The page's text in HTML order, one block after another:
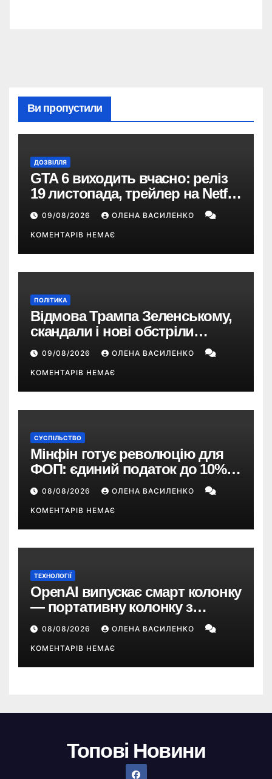
Ви пропустили
ДОЗВІЛЛЯ
GTA 6 виходить вчасно: реліз
19 листопада, трейлер на Netflix
і $180 млн передзамовлень
09/08/2026 ОЛЕНА ВАСИЛЕНКО
КОМЕНТАРІВ НЕМАЄ
ПОЛІТИКА
Відмова Трампа Зеленському,
скандали і нові обстріли
України – що пішло не так?
09/08/2026 ОЛЕНА ВАСИЛЕНКО
КОМЕНТАРІВ НЕМАЄ
СУСПІЛЬСТВО
Мінфін готує революцію для
ФОП: єдиний податок до 10%,
ПДВ з 2028 року та перегляд 2-ї
групи
08/08/2026 ОЛЕНА ВАСИЛЕНКО
КОМЕНТАРІВ НЕМАЄ
ТЕХНОЛОГІЇ
OpenAI випускає смарт колонку
— портативну колонку з
ChatGPT, камерою та цінником
понад $300
08/08/2026 ОЛЕНА ВАСИЛЕНКО
КОМЕНТАРІВ НЕМАЄ
Топові Новини